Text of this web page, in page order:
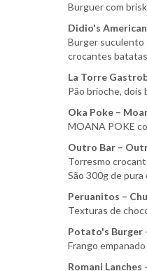
Burguer com
Didio's
Burger suculento
crocantes
La Torre
Pão brioche, dois
Oka Poke –
MOANA POKE
Outro Bar –
Torresmo
São 300g de
Peruanitos –
Texturas de
Potato's Burger
Frango
Romani Lanches